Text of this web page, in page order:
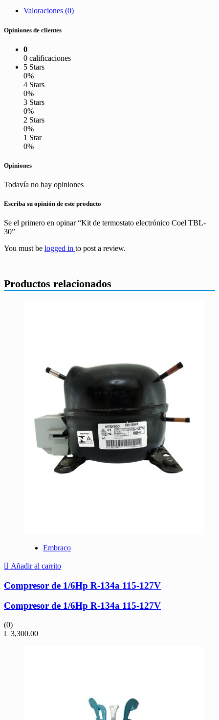
Valoraciones (0)
Opiniones de clientes
0
0 calificaciones
5 Stars
0%
4 Stars
0%
3 Stars
0%
2 Stars
0%
1 Star
0%
Opiniones
Todavía no hay opiniones
Escriba su opinión de este producto
Se el primero en opinar “Kit de termostato electrónico Coel TBL-
30”
You must be logged in to post a review.
Productos relacionados
Embraco
Añadir al carrito
Compresor de 1/6Hp R-134a 115-127V
Compresor de 1/6Hp R-134a 115-127V
(0)
L 3,300.00